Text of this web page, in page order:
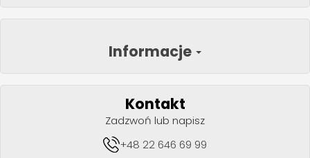
Informacje
Kontakt
Zadzwoń lub napisz
+48 22 646 69 99